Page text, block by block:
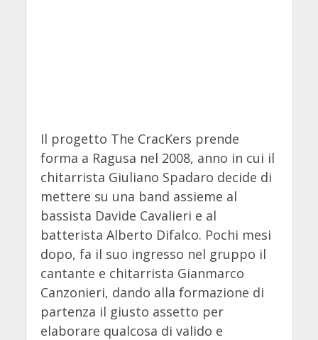
Il progetto The CracKers prende
forma a Ragusa nel 2008, anno in cui il
chitarrista Giuliano Spadaro decide di
mettere su una band assieme al
bassista Davide Cavalieri e al
batterista Alberto Difalco. Pochi mesi
dopo, fa il suo ingresso nel gruppo il
cantante e chitarrista Gianmarco
Canzonieri, dando alla formazione di
partenza il giusto assetto per
elaborare qualcosa di valido e